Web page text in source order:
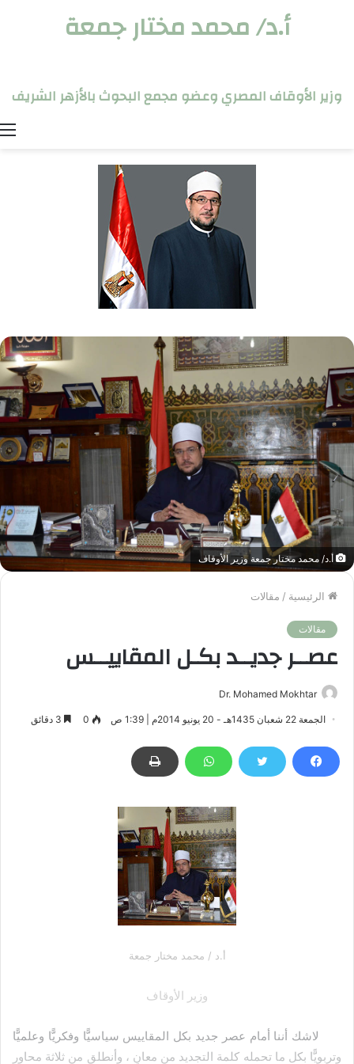
أ.د/ محمد مختار جمعة
وزير الأوقاف المصري وعضو مجمع البحوث بالأزهر الشريف
أ.د/ محمد مختار جمعة وزير الأوقاف
الرئيسية / مقالات
مقالات
عصــر جديــد بكـل المقاييــس
Dr. Mohamed Mokhtar
الجمعة 22 شعبان 1435هـ - 20 يونيو 2014م | 1:39 ص 0 3 دقائق
أ.د / محمد مختار جمعة
وزير الأوقاف
لاشك أننا أمام عصر جديد بكل المقاييس سياسيًّا وفكريًّا وعلميًّا
وتربويًّا بكل ما تحمله كلمة التجديد من معانٍ ، وأنطلق من ثلاثة محاور